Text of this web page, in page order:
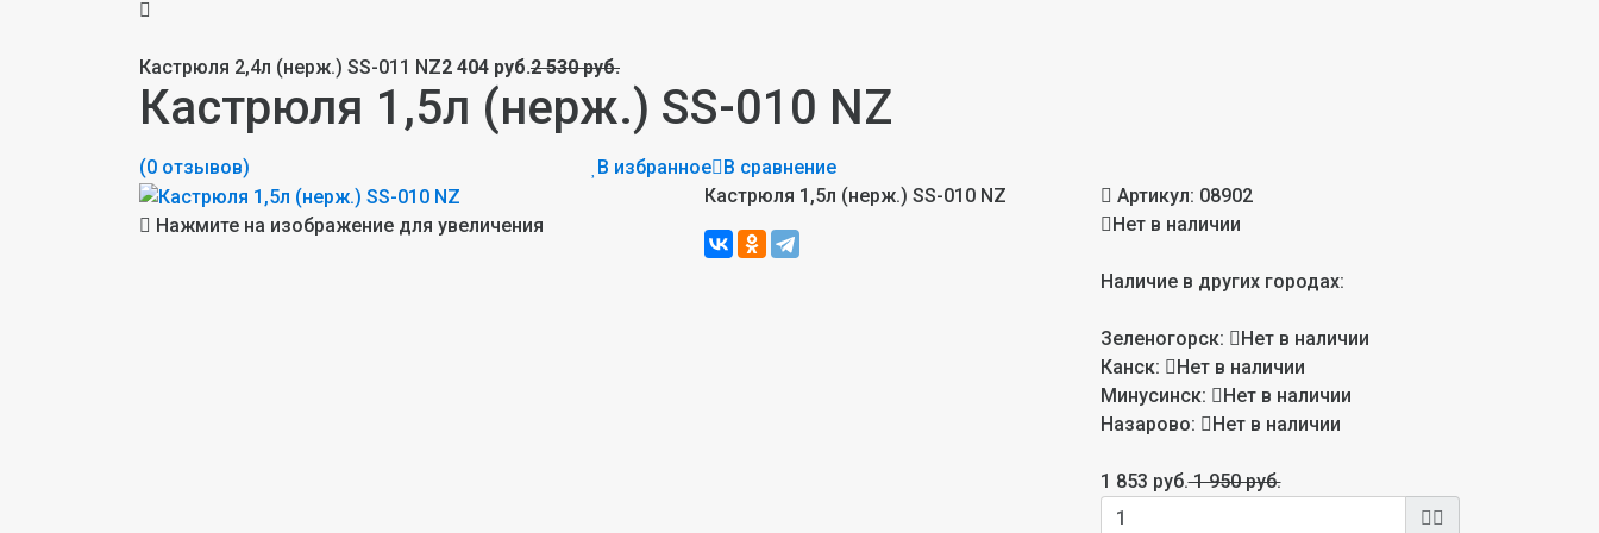
Кастрюля 2,4л (нерж.) SS-011 NZ2 404 руб.2 530 руб.
Кастрюля 1,5л (нерж.) SS-010 NZ
(0 отзывов) В избранное В сравнение
Нажмите на изображение для увеличения
Кастрюля 1,5л (нерж.) SS-010 NZ Артикул: 08902
Нет в наличии
Наличие в других городах:
Зеленогорск:
Нет в наличии
Канск:
Нет в наличии
Минусинск:
Нет в наличии
Назарово:
Нет в наличии
1 853 руб.1 950 руб.